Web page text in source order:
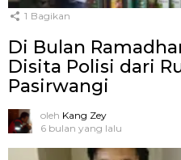
1 Bagikan
Di Bulan
Disita Polisi dari
Pasirwangi
oleh Kang Zey
6 bulan yang lalu